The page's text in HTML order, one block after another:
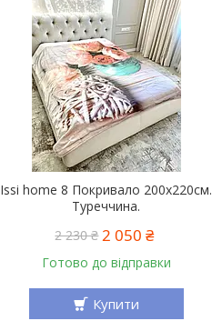
Issi home 8 Покривало 200x220см.
Туреччина.
2 230 ₴ 2 050 ₴
Готово до відправки
Купити